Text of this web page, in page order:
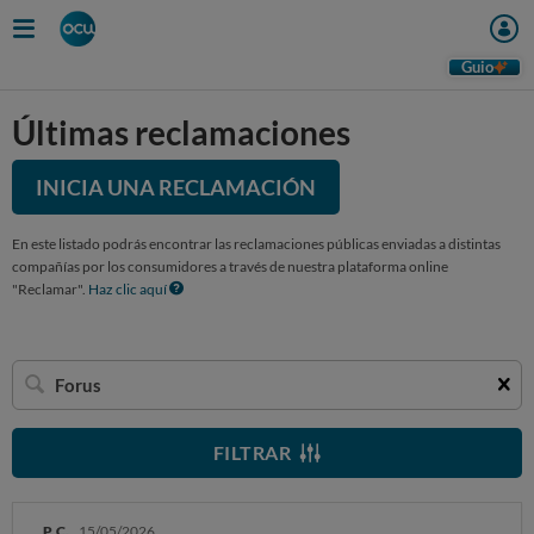
Guio
Últimas reclamaciones
INICIA UNA RECLAMACIÓN
En este listado podrás encontrar las reclamaciones públicas enviadas a distintas
compañías por los consumidores a través de nuestra plataforma online
"Reclamar". Haz clic aquí
Buscar
una
empresa
FILTRAR